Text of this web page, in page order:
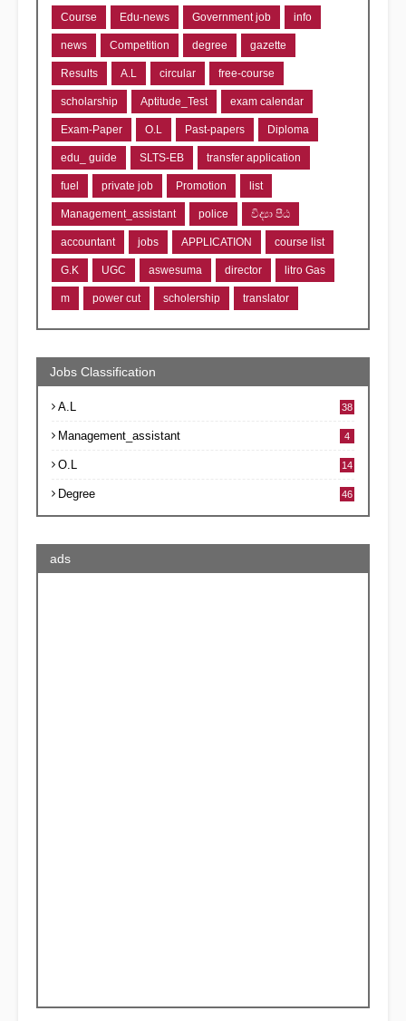
Course Edu-news Government job info
news Competition degree gazette
Results A.L circular free-course
scholarship Aptitude_Test exam calendar
Exam-Paper O.L Past-papers Diploma
edu_ guide SLTS-EB transfer application
fuel private job Promotion list
Management_assistant police විද්‍යා පීඨ
accountant jobs APPLICATION course list
G.K UGC aswesuma director litro Gas
m power cut scholership translator
Jobs Classification
A.L 38
Management_assistant 4
O.L 14
Degree 46
ads